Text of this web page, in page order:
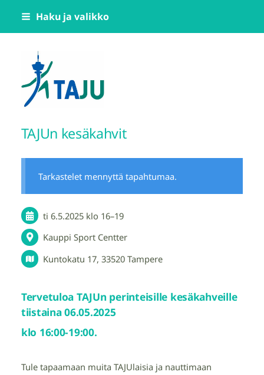
Siirry
Haku ja valikko
Tampereen Jumppatiimi TAJU ry
TAJUn kesäkahvit
Tarkastelet mennyttä tapahtumaa.
ti 6.5.2025 klo 16–19
Kauppi Sport Centter
Kuntokatu 17, 33520 Tampere
Tervetuloa TAJUn perinteisille kesäkahveille
tiistaina 06.05.2025
klo 16:00-19:00.
Tule tapaamaan muita TAJUlaisia ja nauttimaan